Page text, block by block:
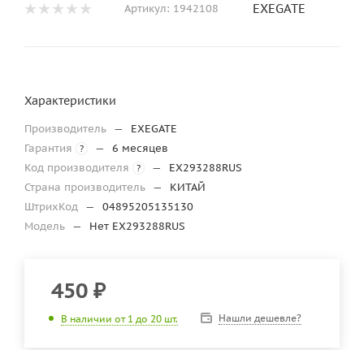
Артикул: 1942108 EXEGATE
Характеристики
Производитель —
EXEGATE
Гарантия
? —
6 месяцев
Код производителя
? —
EX293288RUS
Страна производитель —
КИТАЙ
ШтрихКод —
04895205135130
Модель — Нет EX293288RUS
450 ₽
В наличии от 1 до 20 шт. Нашли дешевле?